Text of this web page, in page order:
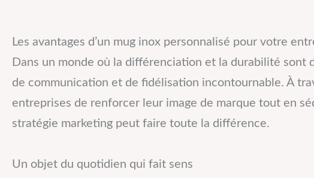
Les avantages d’un mug inox personnalisé pour votre
Dans un monde où la différenciation et la durabilité sont
de communication et de fidélisation incontournable. À
entreprises de renforcer leur image de marque tout en
stratégie marketing peut faire toute la différence.
Un objet du quotidien qui fait sens